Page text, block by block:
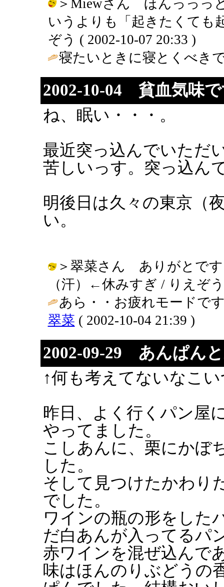
＞Miewさん ほんっっっ
いうよりも「起きたくても
ぞう ( 2002-10-07 20:33 )
寝たいときに寝とくべき
2002-10-04 貧血気味
ね、眠い・・・。
最近突っ込んでいただ
苦しいっす。突っ込ん
明後日は久々の東京（
い。
＞翠菜さん ありがとで
（汗）←休みすぎ / りえぞ
あら・・お疲れモードで
翠菜 ( 2002-10-04 21:39 )
2002-09-29 あんぱん
↑何も考えてないなこ
昨日、よく行くパン屋
やってました。
こしあんに、栗にかぼ
した。
そして見つけたかわり
でした。
ワインの瓶の形をした
だ白あんが入ってるパ
赤ワインを混ぜ込んで
味はほんのりぶどうの